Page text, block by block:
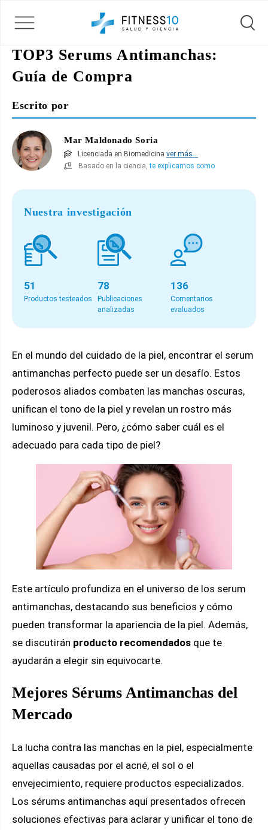
Nuestra investigación
51
Productos testeados
78
Publicaciones
analizadas
136
Comentarios
evaluados
En el mundo del cuidado de la piel, encontrar el serum
antimanchas perfecto puede ser un desafío. Estos
poderosos aliados combaten las manchas oscuras,
unifican el tono de la piel y revelan un rostro más
luminoso y juvenil. Pero, ¿cómo saber cuál es el
adecuado para cada tipo de piel?
Este artículo profundiza en el universo de los serum
antimanchas, destacando sus beneficios y cómo
pueden transformar la apariencia de la piel. Además,
se discutirán producto recomendados que te
ayudarán a elegir sin equivocarte.
Mejores Sérums Antimanchas del
Mercado
La lucha contra las manchas en la piel, especialmente
aquellas causadas por el acné, el sol o el
envejecimiento, requiere productos especializados.
Los sérums antimanchas aquí presentados ofrecen
soluciones efectivas para aclarar y unificar el tono de
TOP3 Serums Antimanchas:
Guía de Compra
Escrito por
Mar Maldonado Soria
Licenciada en Biomedicina ver más...
Basado en la ciencia,te explicamos como